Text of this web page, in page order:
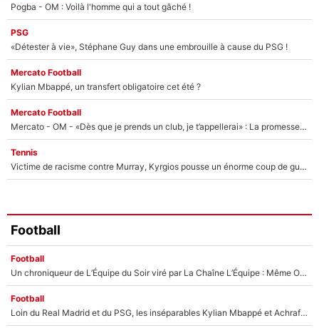
Pogba - OM : Voilà l'homme qui a tout gâché !
PSG
«Détester à vie», Stéphane Guy dans une embrouille à cause du PSG !
Mercato Football
Kylian Mbappé, un transfert obligatoire cet été ?
Mercato Football
Mercato - OM - «Dès que je prends un club, je t’appellerai» : La promesse de Marcelino au moment de claquer la porte
Tennis
Victime de racisme contre Murray, Kyrgios pousse un énorme coup de gueule !
Football
Football
Un chroniqueur de L’Équipe du Soir viré par La Chaîne L’Équipe : Même Olivier Ménard n’avait pas pu empêcher son départ, «je l’ai appris sur Twitter, je l’ai vécu assez mal»
Football
Loin du Real Madrid et du PSG, les inséparables Kylian Mbappé et Achraf Hakimi changent d'équipe le temps d'une journée !